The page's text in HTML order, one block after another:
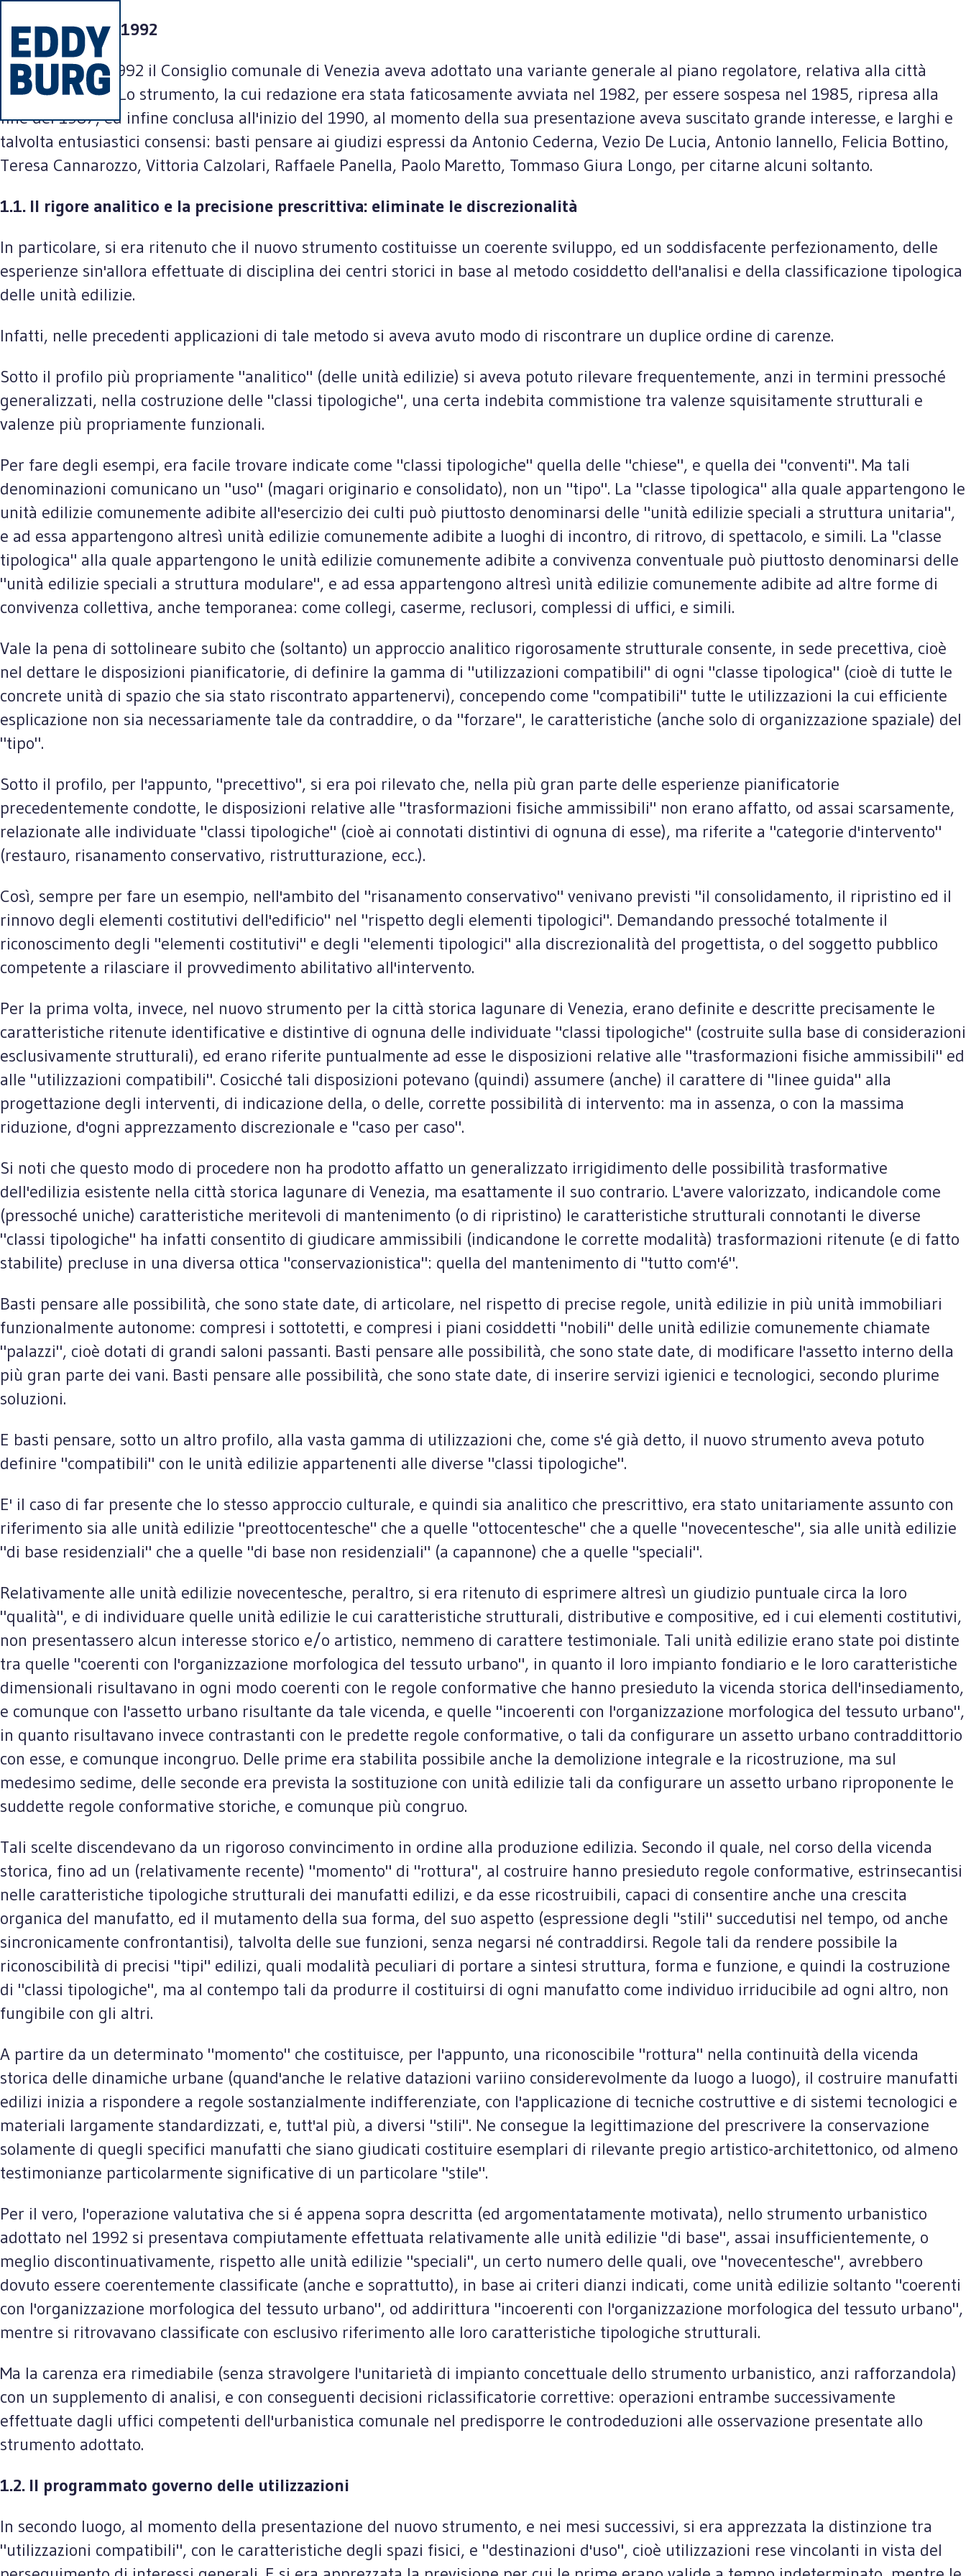
1. IL PIANO DEL 1992
Il 14 dicembre 1992 il Consiglio comunale di Venezia aveva adottato una variante generale al piano regolatore, relativa alla città
storica insulare. Lo strumento, la cui redazione era stata faticosamente avviata nel 1982, per essere sospesa nel 1985, ripresa alla
fine del 1987, ed infine conclusa all'inizio del 1990, al momento della sua presentazione aveva suscitato grande interesse, e larghi e
talvolta entusiastici consensi: basti pensare ai giudizi espressi da Antonio Cederna, Vezio De Lucia, Antonio Iannello, Felicia Bottino,
Teresa Cannarozzo, Vittoria Calzolari, Raffaele Panella, Paolo Maretto, Tommaso Giura Longo, per citarne alcuni soltanto.
1.1. Il rigore analitico e la precisione prescrittiva: eliminate le discrezionalità
In particolare, si era ritenuto che il nuovo strumento costituisse un coerente sviluppo, ed un soddisfacente perfezionamento, delle
esperienze sin'allora effettuate di disciplina dei centri storici in base al metodo cosiddetto dell'analisi e della classificazione tipologica
delle unità edilizie.
Infatti, nelle precedenti applicazioni di tale metodo si aveva avuto modo di riscontrare un duplice ordine di carenze.
Sotto il profilo più propriamente "analitico" (delle unità edilizie) si aveva potuto rilevare frequentemente, anzi in termini pressoché
generalizzati, nella costruzione delle "classi tipologiche", una certa indebita commistione tra valenze squisitamente strutturali e
valenze più propriamente funzionali.
Per fare degli esempi, era facile trovare indicate come "classi tipologiche" quella delle "chiese", e quella dei "conventi". Ma tali
denominazioni comunicano un "uso" (magari originario e consolidato), non un "tipo". La "classe tipologica" alla quale appartengono le
unità edilizie comunemente adibite all'esercizio dei culti può piuttosto denominarsi delle "unità edilizie speciali a struttura unitaria",
e ad essa appartengono altresì unità edilizie comunemente adibite a luoghi di incontro, di ritrovo, di spettacolo, e simili. La "classe
tipologica" alla quale appartengono le unità edilizie comunemente adibite a convivenza conventuale può piuttosto denominarsi delle
"unità edilizie speciali a struttura modulare", e ad essa appartengono altresì unità edilizie comunemente adibite ad altre forme di
convivenza collettiva, anche temporanea: come collegi, caserme, reclusori, complessi di uffici, e simili.
Vale la pena di sottolineare subito che (soltanto) un approccio analitico rigorosamente strutturale consente, in sede precettiva, cioè
nel dettare le disposizioni pianificatorie, di definire la gamma di "utilizzazioni compatibili" di ogni "classe tipologica" (cioè di tutte le
concrete unità di spazio che sia stato riscontrato appartenervi), concependo come "compatibili" tutte le utilizzazioni la cui efficiente
esplicazione non sia necessariamente tale da contraddire, o da "forzare", le caratteristiche (anche solo di organizzazione spaziale) del
"tipo".
Sotto il profilo, per l'appunto, "precettivo", si era poi rilevato che, nella più gran parte delle esperienze pianificatorie
precedentemente condotte, le disposizioni relative alle "trasformazioni fisiche ammissibili" non erano affatto, od assai scarsamente,
relazionate alle individuate "classi tipologiche" (cioè ai connotati distintivi di ognuna di esse), ma riferite a "categorie d'intervento"
(restauro, risanamento conservativo, ristrutturazione, ecc.).
Così, sempre per fare un esempio, nell'ambito del "risanamento conservativo" venivano previsti "il consolidamento, il ripristino ed il
rinnovo degli elementi costitutivi dell'edificio" nel "rispetto degli elementi tipologici". Demandando pressoché totalmente il
riconoscimento degli "elementi costitutivi" e degli "elementi tipologici" alla discrezionalità del progettista, o del soggetto pubblico
competente a rilasciare il provvedimento abilitativo all'intervento.
Per la prima volta, invece, nel nuovo strumento per la città storica lagunare di Venezia, erano definite e descritte precisamente le
caratteristiche ritenute identificative e distintive di ognuna delle individuate "classi tipologiche" (costruite sulla base di considerazioni
esclusivamente strutturali), ed erano riferite puntualmente ad esse le disposizioni relative alle "trasformazioni fisiche ammissibili" ed
alle "utilizzazioni compatibili". Cosicché tali disposizioni potevano (quindi) assumere (anche) il carattere di "linee guida" alla
progettazione degli interventi, di indicazione della, o delle, corrette possibilità di intervento: ma in assenza, o con la massima
riduzione, d'ogni apprezzamento discrezionale e "caso per caso".
Si noti che questo modo di procedere non ha prodotto affatto un generalizzato irrigidimento delle possibilità trasformative
dell'edilizia esistente nella città storica lagunare di Venezia, ma esattamente il suo contrario. L'avere valorizzato, indicandole come
(pressoché uniche) caratteristiche meritevoli di mantenimento (o di ripristino) le caratteristiche strutturali connotanti le diverse
"classi tipologiche" ha infatti consentito di giudicare ammissibili (indicandone le corrette modalità) trasformazioni ritenute (e di fatto
stabilite) precluse in una diversa ottica "conservazionistica": quella del mantenimento di "tutto com'é".
Basti pensare alle possibilità, che sono state date, di articolare, nel rispetto di precise regole, unità edilizie in più unità immobiliari
funzionalmente autonome: compresi i sottotetti, e compresi i piani cosiddetti "nobili" delle unità edilizie comunemente chiamate
"palazzi", cioè dotati di grandi saloni passanti. Basti pensare alle possibilità, che sono state date, di modificare l'assetto interno della
più gran parte dei vani. Basti pensare alle possibilità, che sono state date, di inserire servizi igienici e tecnologici, secondo plurime
soluzioni.
E basti pensare, sotto un altro profilo, alla vasta gamma di utilizzazioni che, come s'é già detto, il nuovo strumento aveva potuto
definire "compatibili" con le unità edilizie appartenenti alle diverse "classi tipologiche".
E' il caso di far presente che lo stesso approccio culturale, e quindi sia analitico che prescrittivo, era stato unitariamente assunto con
riferimento sia alle unità edilizie "preottocentesche" che a quelle "ottocentesche" che a quelle "novecentesche", sia alle unità edilizie
"di base residenziali" che a quelle "di base non residenziali" (a capannone) che a quelle "speciali".
Relativamente alle unità edilizie novecentesche, peraltro, si era ritenuto di esprimere altresì un giudizio puntuale circa la loro
"qualità", e di individuare quelle unità edilizie le cui caratteristiche strutturali, distributive e compositive, ed i cui elementi costitutivi,
non presentassero alcun interesse storico e/o artistico, nemmeno di carattere testimoniale. Tali unità edilizie erano state poi distinte
tra quelle "coerenti con l'organizzazione morfologica del tessuto urbano", in quanto il loro impianto fondiario e le loro caratteristiche
dimensionali risultavano in ogni modo coerenti con le regole conformative che hanno presieduto la vicenda storica dell'insediamento,
e comunque con l'assetto urbano risultante da tale vicenda, e quelle "incoerenti con l'organizzazione morfologica del tessuto urbano",
in quanto risultavano invece contrastanti con le predette regole conformative, o tali da configurare un assetto urbano contraddittorio
con esse, e comunque incongruo. Delle prime era stabilita possibile anche la demolizione integrale e la ricostruzione, ma sul
medesimo sedime, delle seconde era prevista la sostituzione con unità edilizie tali da configurare un assetto urbano riproponente le
suddette regole conformative storiche, e comunque più congruo.
Tali scelte discendevano da un rigoroso convincimento in ordine alla produzione edilizia. Secondo il quale, nel corso della vicenda
storica, fino ad un (relativamente recente) "momento" di "rottura", al costruire hanno presieduto regole conformative, estrinsecantisi
nelle caratteristiche tipologiche strutturali dei manufatti edilizi, e da esse ricostruibili, capaci di consentire anche una crescita
organica del manufatto, ed il mutamento della sua forma, del suo aspetto (espressione degli "stili" succedutisi nel tempo, od anche
sincronicamente confrontantisi), talvolta delle sue funzioni, senza negarsi né contraddirsi. Regole tali da rendere possibile la
riconoscibilità di precisi "tipi" edilizi, quali modalità peculiari di portare a sintesi struttura, forma e funzione, e quindi la costruzione
di "classi tipologiche", ma al contempo tali da produrre il costituirsi di ogni manufatto come individuo irriducibile ad ogni altro, non
fungibile con gli altri.
A partire da un determinato "momento" che costituisce, per l'appunto, una riconoscibile "rottura" nella continuità della vicenda
storica delle dinamiche urbane (quand'anche le relative datazioni variino considerevolmente da luogo a luogo), il costruire manufatti
edilizi inizia a rispondere a regole sostanzialmente indifferenziate, con l'applicazione di tecniche costruttive e di sistemi tecnologici e
materiali largamente standardizzati, e, tutt'al più, a diversi "stili". Ne consegue la legittimazione del prescrivere la conservazione
solamente di quegli specifici manufatti che siano giudicati costituire esemplari di rilevante pregio artistico-architettonico, od almeno
testimonianze particolarmente significative di un particolare "stile".
Per il vero, l'operazione valutativa che si é appena sopra descritta (ed argomentatamente motivata), nello strumento urbanistico
adottato nel 1992 si presentava compiutamente effettuata relativamente alle unità edilizie "di base", assai insufficientemente, o
meglio discontinuativamente, rispetto alle unità edilizie "speciali", un certo numero delle quali, ove "novecentesche", avrebbero
dovuto essere coerentemente classificate (anche e soprattutto), in base ai criteri dianzi indicati, come unità edilizie soltanto "coerenti
con l'organizzazione morfologica del tessuto urbano", od addirittura "incoerenti con l'organizzazione morfologica del tessuto urbano",
mentre si ritrovavano classificate con esclusivo riferimento alle loro caratteristiche tipologiche strutturali.
Ma la carenza era rimediabile (senza stravolgere l'unitarietà di impianto concettuale dello strumento urbanistico, anzi rafforzandola)
con un supplemento di analisi, e con conseguenti decisioni riclassificatorie correttive: operazioni entrambe successivamente
effettuate dagli uffici competenti dell'urbanistica comunale nel predisporre le controdeduzioni alle osservazione presentate allo
strumento adottato.
1.2. Il programmato governo delle utilizzazioni
In secondo luogo, al momento della presentazione del nuovo strumento, e nei mesi successivi, si era apprezzata la distinzione tra
"utilizzazioni compatibili", con le caratteristiche degli spazi fisici, e "destinazioni d'uso", cioè utilizzazioni rese vincolanti in vista del